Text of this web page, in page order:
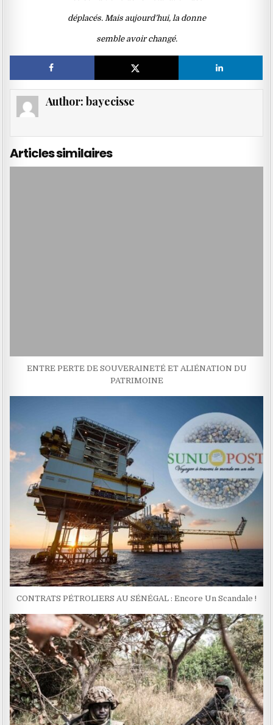
déplacés. Mais aujourd’hui, la donne
semble avoir changé.
Author: bayecisse
Articles similaires
ENTRE PERTE DE SOUVERAINETÉ ET ALIÉNATION DU
PATRIMOINE
CONTRATS PÉTROLIERS AU SÉNÉGAL : Encore Un Scandale !